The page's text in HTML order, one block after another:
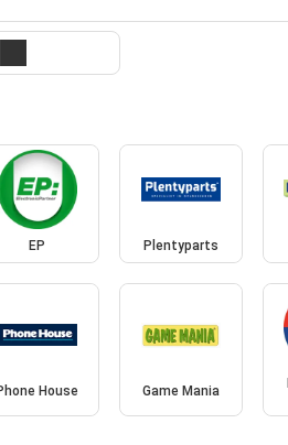
EP Plentyparts
House Game Mania